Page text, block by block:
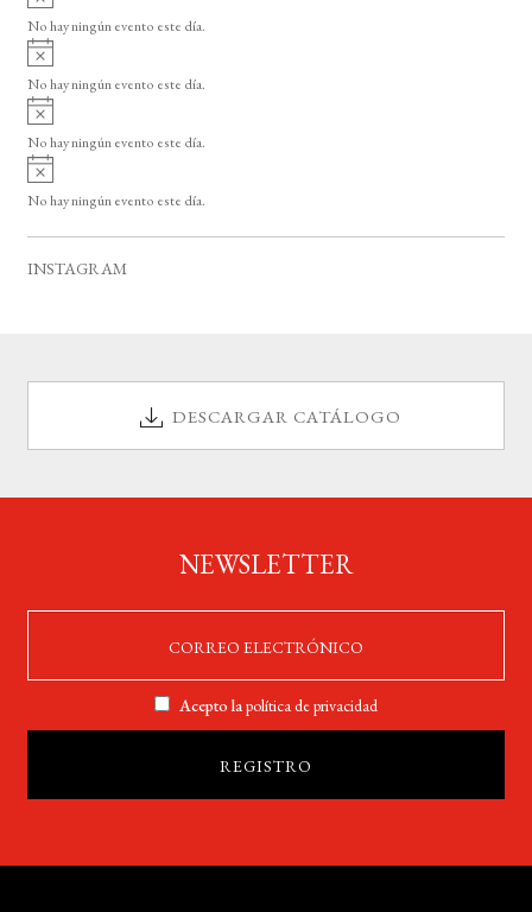
o
v
i
o
No hay ningún evento este día.
A
v
i
o
No hay ningún evento este día.
A
v
i
o
No hay ningún evento este día.
A
v
i
No hay ningún evento este día.
INSTAGRAM
DESCARGAR CATÁLOGO
NEWSLETTER
Acepto lapolítica de privacidad